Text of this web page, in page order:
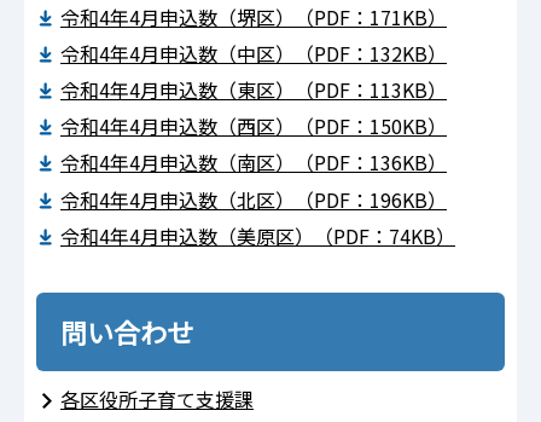
令和4年4月申込数（堺区）（PDF：171KB）
令和4年4月申込数（中区）（PDF：132KB）
令和4年4月申込数（東区）（PDF：113KB）
令和4年4月申込数（西区）（PDF：150KB）
令和4年4月申込数（南区）（PDF：136KB）
令和4年4月申込数（北区）（PDF：196KB）
令和4年4月申込数（美原区）（PDF：74KB）
問い合わせ
各区役所子育て支援課